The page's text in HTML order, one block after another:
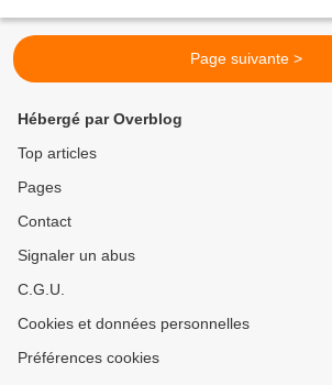
Page suivante >
Hébergé par Overblog
Top articles
Pages
Contact
Signaler un abus
C.G.U.
Cookies et données personnelles
Préférences cookies